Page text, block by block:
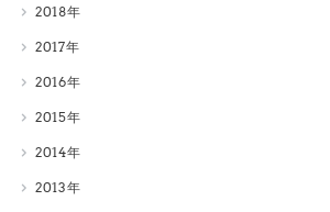
2018
2017
2016
2015
2014
2013